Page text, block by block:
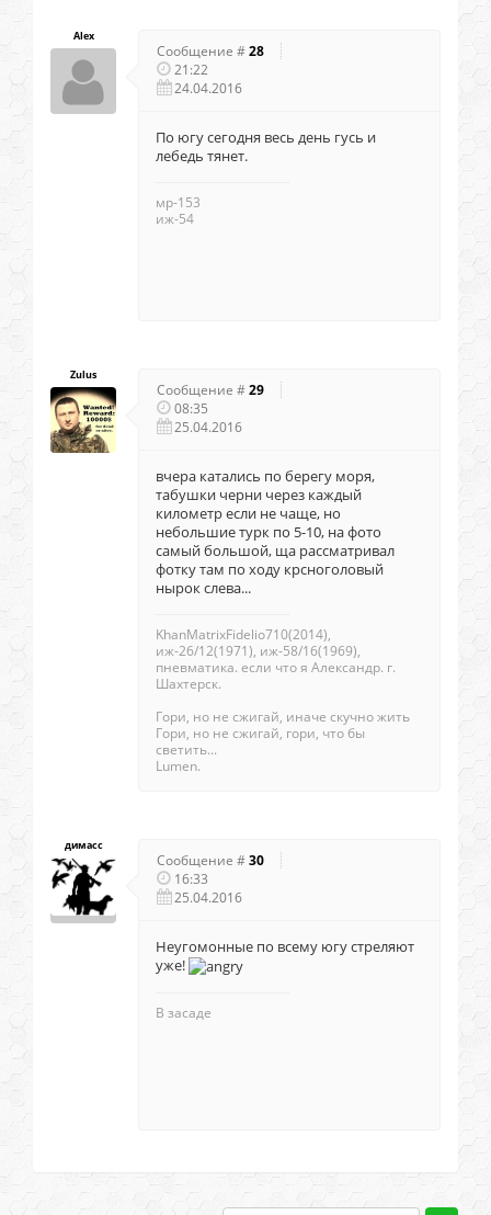
Alex
Сообщение #28
21:22
24.04.2016
По югу сегодня весь день гусь и
лебедь тянет.
мр-153
иж-54
Zulus
Сообщение #29
08:35
25.04.2016
вчера катались по берегу моря,
табушки черни через каждый
километр если не чаще, но
небольшие турк по 5-10, на фото
самый большой, ща рассматривал
фотку там по ходу крсноголовый
нырок слева...
KhanMatrixFidelio710(2014),
иж-26/12(1971), иж-58/16(1969),
пневматика. если что я Александр. г.
Шахтерск.
Гори, но не сжигай, иначе скучно жить
Гори, но не сжигай, гори, что бы
светить...
Lumen.
димасс
Сообщение #30
16:33
25.04.2016
Неугомонные по всему югу стреляют
уже!
В засаде